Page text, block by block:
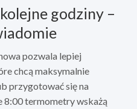
godziny –
pozwala lepiej
chcą maksymalnie
przygotować się na
8:00 termometry wskażą